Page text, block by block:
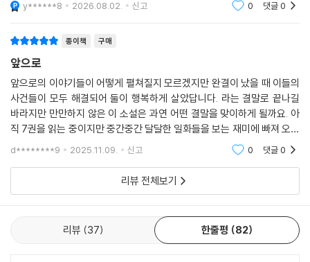
y******8 2026.08.02. 신고 0 댓글0
종이책 구매
앞으로
앞으로의 이야기들이 어떻게 펼쳐질지 모르겠지만 완결이 났을 때 이들의
사건들이 모두 해결되어 둘이 행복하게 살았답니다. 라는 결말로 끝나길
바라지만 만만하지 않은 이 소설은 과연 어떤 결말을 맞이하게 될까요. 아
직 7권을 읽는 중이지만 중간중간 달달한 일화들을 보는 재미에 빠져 오늘
도 충동구매하러 갑니다
d********9 2025.11.09. 신고 0 댓글0
리뷰 전체보기
리뷰 37 한줄평 82